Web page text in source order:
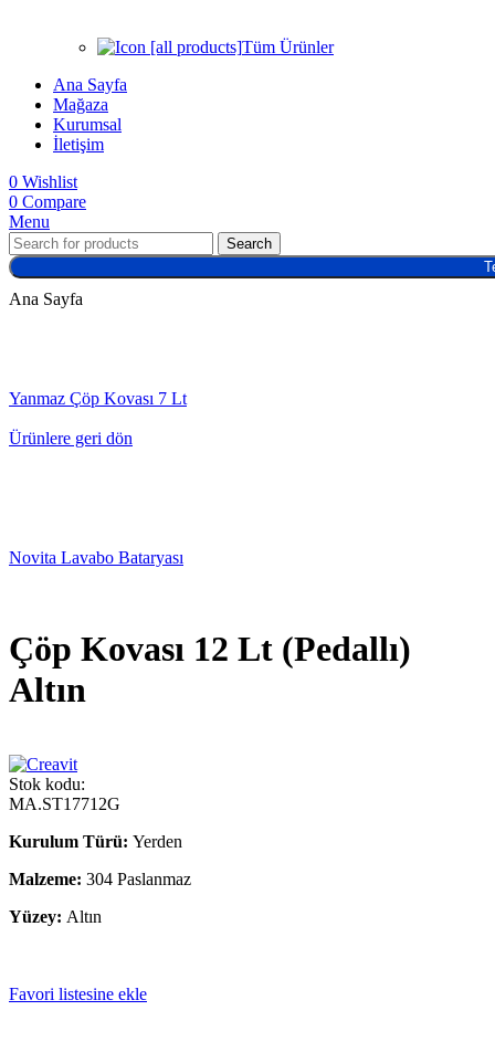
Tüm Ürünler
Ana Sayfa
Mağaza
Kurumsal
İletişim
0 Wishlist
0 Compare
Menu
Search
Ana Sayfa
Yanmaz Çöp Kovası 7 Lt
Ürünlere geri dön
Novita Lavabo Bataryası
Çöp Kovası 12 Lt (Pedallı)
Altın
Stok kodu:
MA.ST17712G
Kurulum Türü: Yerden
Malzeme: 304 Paslanmaz
Yüzey: Altın
Favori listesine ekle